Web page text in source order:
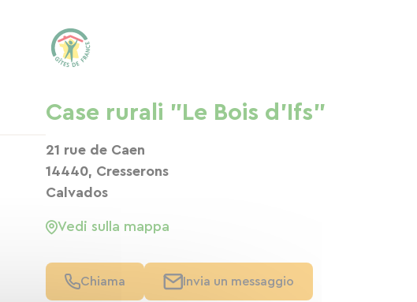
Case rurali "Le Bois d'Ifs"
21 rue de Caen
14440, Cresserons
Calvados
Vedi sulla mappa
Chiama Invia un messaggio